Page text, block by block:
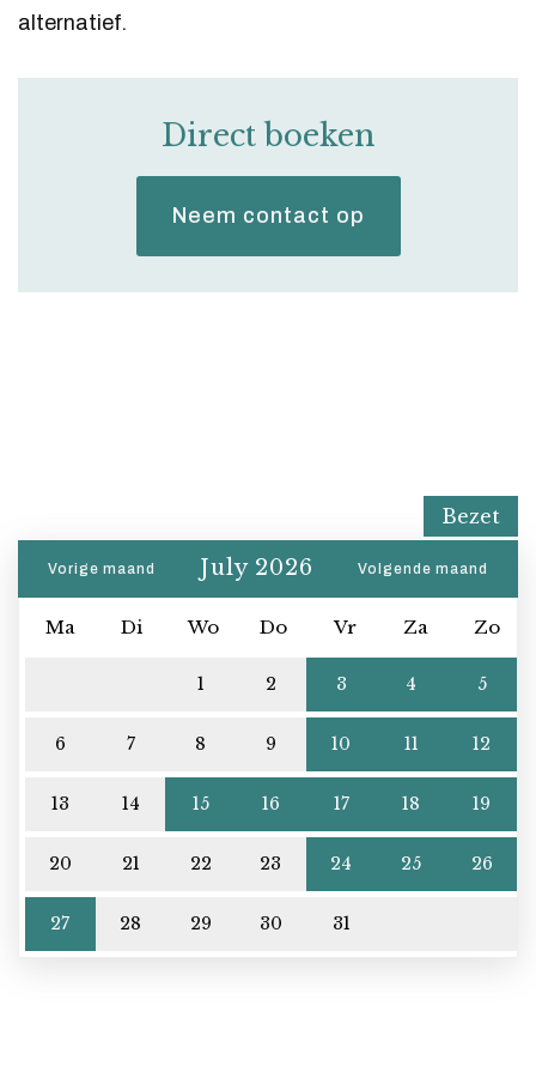
alternatief.
Direct boeken
Neem contact op
Bezet
Vorige maand July 2026 Volgende maand
Ma Di Wo Do Vr Za Zo
1 2 3 4 5
6 7 8 9 10 11 12
13 14 15 16 17 18 19
20 21 22 23 24 25 26
27 28 29 30 31